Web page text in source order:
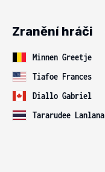
Zranění hráči
Minnen Greetje
Tiafoe Frances
Diallo Gabriel
Tararudee Lanlana